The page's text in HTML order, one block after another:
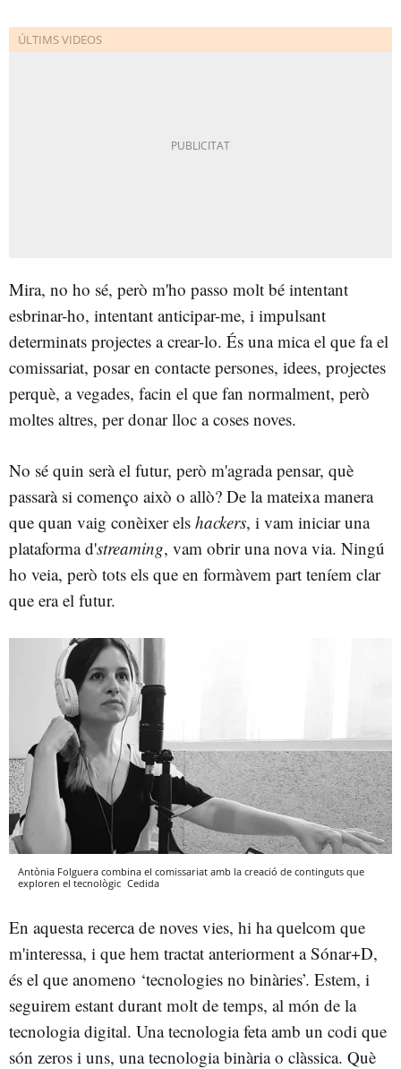
Mira, no ho sé, però m'ho passo molt bé intentant
esbrinar-ho, intentant anticipar-me, i impulsant
determinats projectes a crear-lo. És una mica el que fa el
comissariat, posar en contacte persones, idees, projectes
perquè, a vegades, facin el que fan normalment, però
moltes altres, per donar lloc a coses noves.
No sé quin serà el futur, però m'agrada pensar, què
passarà si començo això o allò? De la mateixa manera
que quan vaig conèixer els hackers, i vam iniciar una
plataforma d'streaming, vam obrir una nova via. Ningú
ho veia, però tots els que en formàvem part teníem clar
que era el futur.
Antònia Folguera combina el comissariat amb la creació de continguts que
exploren el tecnològic Cedida
En aquesta recerca de noves vies, hi ha quelcom que
m'interessa, i que hem tractat anteriorment a Sónar+D,
és el que anomeno ‘tecnologies no binàries’. Estem, i
seguirem estant durant molt de temps, al món de la
tecnologia digital. Una tecnologia feta amb un codi que
són zeros i uns, una tecnologia binària o clàssica. Què